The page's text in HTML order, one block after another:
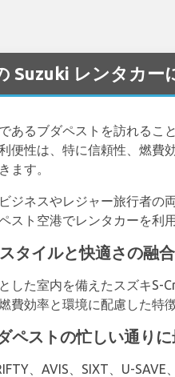
Suzuki レンタカー
あるブダペストを訪れるこ
便性は、特に信頼性、燃費
ます。
ジネスやレジャー旅行者の
スト空港でレンタカーを利
タイルと快適さの融
した室内を備えたスズキS-
費効率と環境に配慮した特
ペストの忙しい通り
、AVIS、SIXT、U-